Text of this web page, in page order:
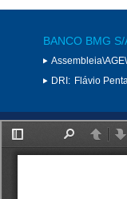
BANCO BMG S/
DRI: Flávio